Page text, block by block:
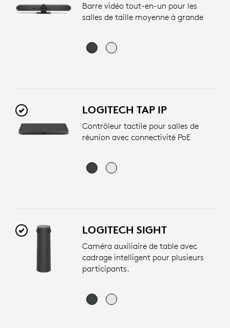
Barre vidéo tout-en-un pour les
salles de taille moyenne à grande
LOGITECH TAP IP
Contrôleur tactile pour salles de
réunion avec connectivité PoE
LOGITECH SIGHT
Caméra auxiliaire de table avec
cadrage intelligent pour plusieurs
participants.